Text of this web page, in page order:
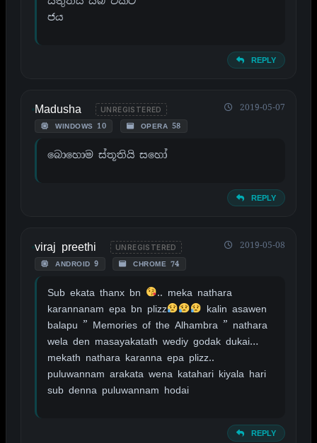
ජය
REPLY
Madusha UNREGISTERED
WINDOWS 10 OPERA 58
2019-05-07
බොහොම ස්තූතියි සහෝ
REPLY
viraj preethi UNREGISTERED
ANDROID 9 CHROME 74
2019-05-08
Sub ekata thanx bn
.. meka nathara
karannanam epa bn plizz
kalin asawen
balapu ” Memories of the Alhambra ” nathara
wela den masayakatath wediy godak dukai…
mekath nathara karanna epa plizz..
puluwannam arakata wena katahari kiyala hari
sub denna puluwannam hodai
REPLY